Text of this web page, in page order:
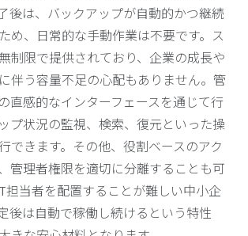
後は、バックアップが自動的かつ継続
め、日常的な手動作業は不要です。ス
制限で提供されており、企業の成長や
伴う容量不足の心配もありません。管
直感的なインターフェースを通じて行
プ状況の監視、検索、復元といった操
できます。その他、役割ベースのアク
管理者権限を適切に分離することも可
担当者を配置することが難しい中小企
後は自動で稼働し続けるという特性